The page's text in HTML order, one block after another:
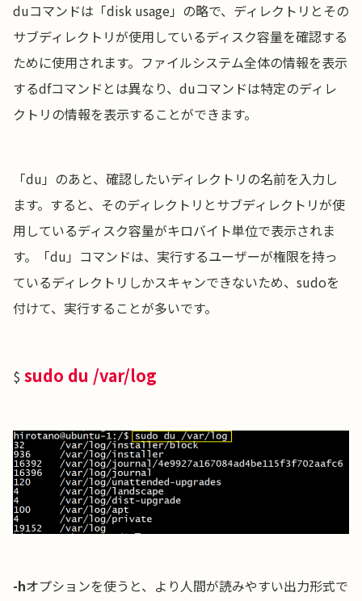
duコマンドは「disk usage」の略で、ディレクトリとその
サブディレクトリが使用しているディスク容量を確認する
ために使用されます。ファイルシステム全体の情報を表示
するdfコマンドとは異なり、duコマンドは特定のディレ
クトリの情報を表示することができます。
「du」のあと、確認したいディレクトリの名前を入力し
ます。すると、そのディレクトリとサブディレクトリが使
用しているディスク容量がキロバイト単位で表示されま
す。
「du」コマンドは、実行するユーザーが権限を持っ
ているディレクトリしかスキャンできないため、sudoを
付けて、実行することが多いです。
$ sudo du /var/log
-hオプションを使うと、より人間が読みやすい出力形式で